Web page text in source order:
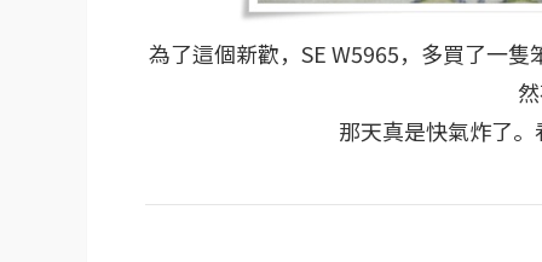
為了這個新歡，SE W5965，多買了一
那天真是快氣炸了